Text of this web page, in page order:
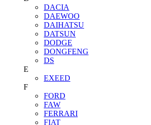
DACIA
DAEWOO
DAIHATSU
DATSUN
DODGE
DONGFENG
DS
E
EXEED
F
FORD
FAW
FERRARI
FIAT